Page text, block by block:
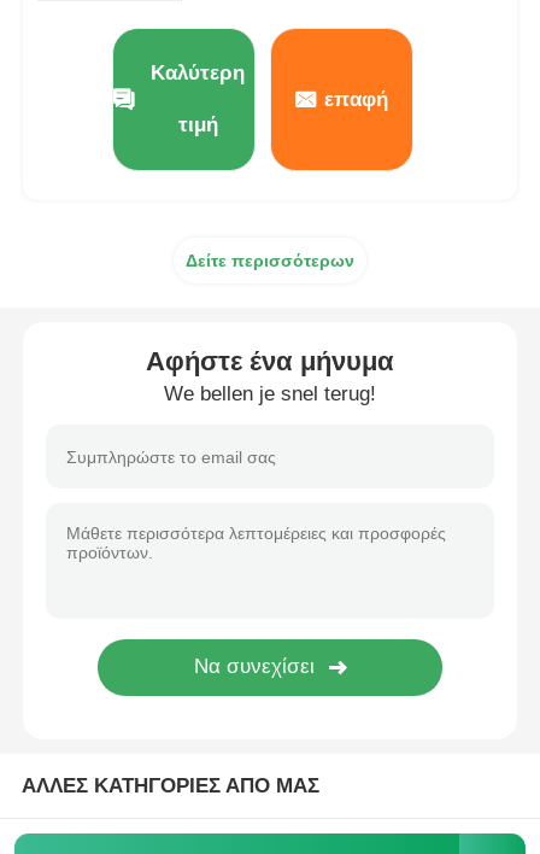
Αρχική Σελίδα
Καλύτερη
τιμή
επαφή
Δείτε περισσότερων
Αφήστε ένα μήνυμα
We bellen je snel terug!
ΑΛΛΕΣ ΚΑΤΗΓΟΡΙΕΣ ΑΠΟ ΜΑΣ